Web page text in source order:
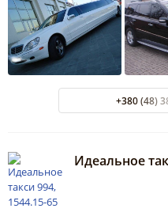
+380 (48)
Идеальное